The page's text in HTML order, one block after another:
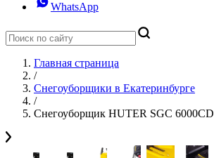
WhatsApp
Главная страница
/
Снегоуборщики в Екатеринбурге
/
Снегоуборщик HUTER SGC 6000CD